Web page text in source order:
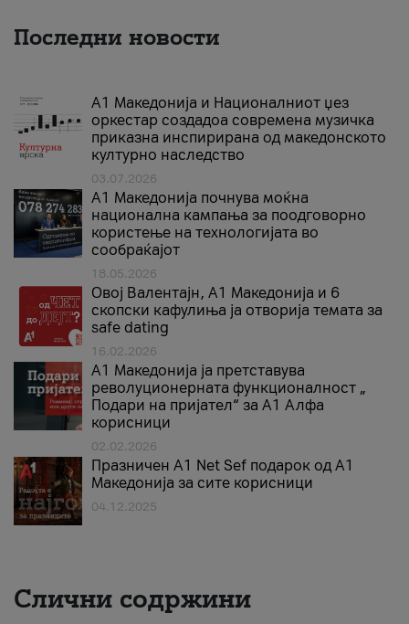
Последни новости
А1 Македонија и Националниот џез
оркестар создадоа современа музичка
приказна инспирирана од македонското
културно наследство
03.07.2026
A1 Македонија почнува моќна
национална кампања за поодговорно
користење на технологијата во
сообраќајот
18.05.2026
Овој Валентајн, A1 Македонија и 6
скопски кафулиња ја отворија темата за
safe dating
16.02.2026
А1 Македонија ја претставува
револуционерната функционалност „
Подари на пријател“ за А1 Алфа
корисници
02.02.2026
Празничен A1 Net Sеf подарок од А1
Македонија за сите корисници
04.12.2025
Слични содржини